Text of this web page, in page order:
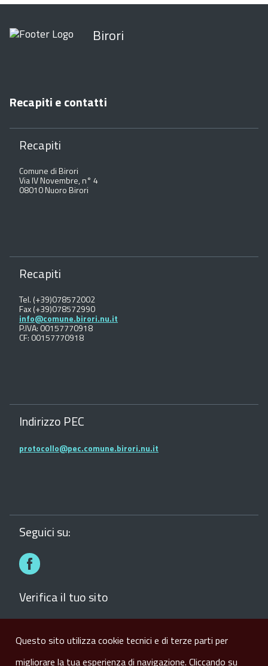
Birori
Recapiti e contatti
Recapiti
Comune di Birori
Via IV Novembre, n° 4
08010 Nuoro Birori
Recapiti
Tel. (+39)078572002
Fax (+39)078572990
info@comune.birori.nu.it
P.IVA: 00157770918
CF: 00157770918
Indirizzo PEC
protocollo@pec.comune.birori.nu.it
Seguici su:
Verifica il tuo sito
Verifica il sito del comune con la Bussola della
Trasparenza dei siti web
Questo sito utilizza cookie tecnici e di terze parti per
migliorare la tua esperienza di navigazione. Cliccando su